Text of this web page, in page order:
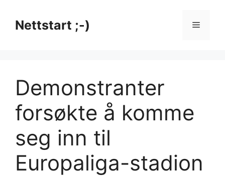
innholdNettstart ;-) Meny
Demonstranter
forsøkte å komme
seg inn til
Europaliga-stadion